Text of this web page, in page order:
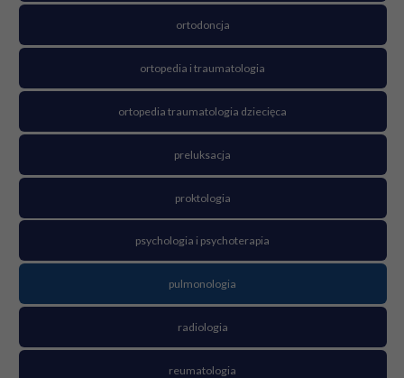
ortodoncja
ortopedia i traumatologia
ortopedia traumatologia dziecięca
preluksacja
proktologia
psychologia i psychoterapia
pulmonologia
radiologia
reumatologia